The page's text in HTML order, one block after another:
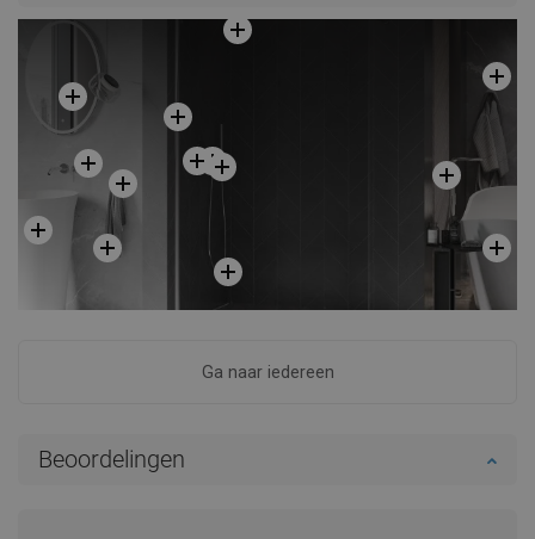
Ga naar iedereen
Beoordelingen